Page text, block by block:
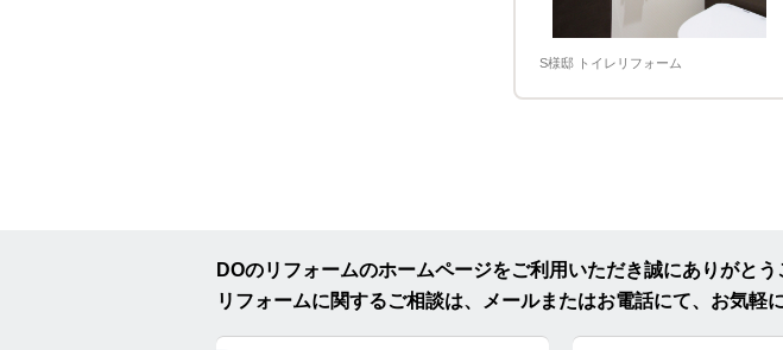
S様邸 トイレリフォーム
DOのリフォームのホームページをご利用いただき誠にありがとう
リフォームに関するご相談は、メールまたはお電話にて、お気軽